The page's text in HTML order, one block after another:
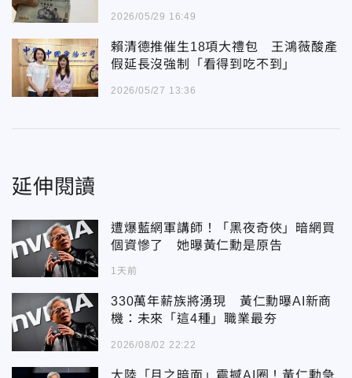
2026/05/29 16:49
賴清德推催生18項大禮包 王鴻薇酸產
假延長沒強制「看得到吃不到」
2026/05/27 13:36
延伸閱讀
遭爆藍網軍講師！「黑夜奇俠」暗網買
個資慘了 她曝黃仁勳是原告
1天前
330萬年薪族將湧現 黃仁勳曝AI新商
機：未來「這4種」職業最夯
2026/08/02 22:22
大陸「月之暗面」震撼AI圈！黃仁勳急